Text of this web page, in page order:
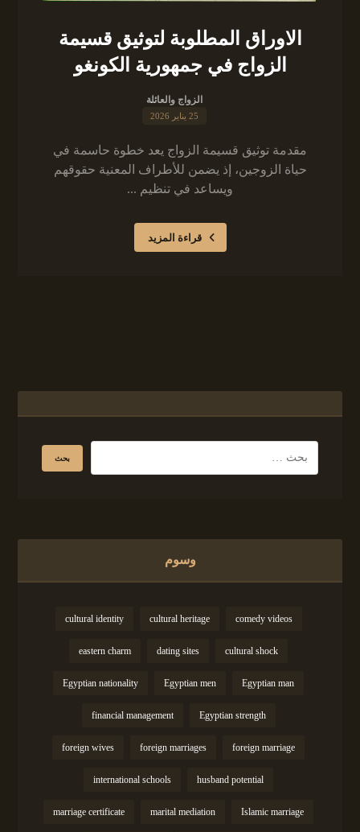
الاوراق المطلوبة لتوثيق قسيمة
الزواج في جمهورية الكونغو
الزواج والعائلة
25 يناير 2026
مقدمة توثيق قسيمة الزواج يعد خطوة حاسمة في
حياة الزوجين، إذ يضمن للأطراف المعنية حقوقهم
ويساعد في تنظيم ...
قراءة المزيد
وسوم
comedy videos
cultural heritage
cultural identity
cultural shock
dating sites
eastern charm
Egyptian man
Egyptian men
Egyptian nationality
Egyptian strength
financial management
foreign marriage
foreign marriages
foreign wives
husband potential
international schools
Islamic marriage
marital mediation
marriage certificate